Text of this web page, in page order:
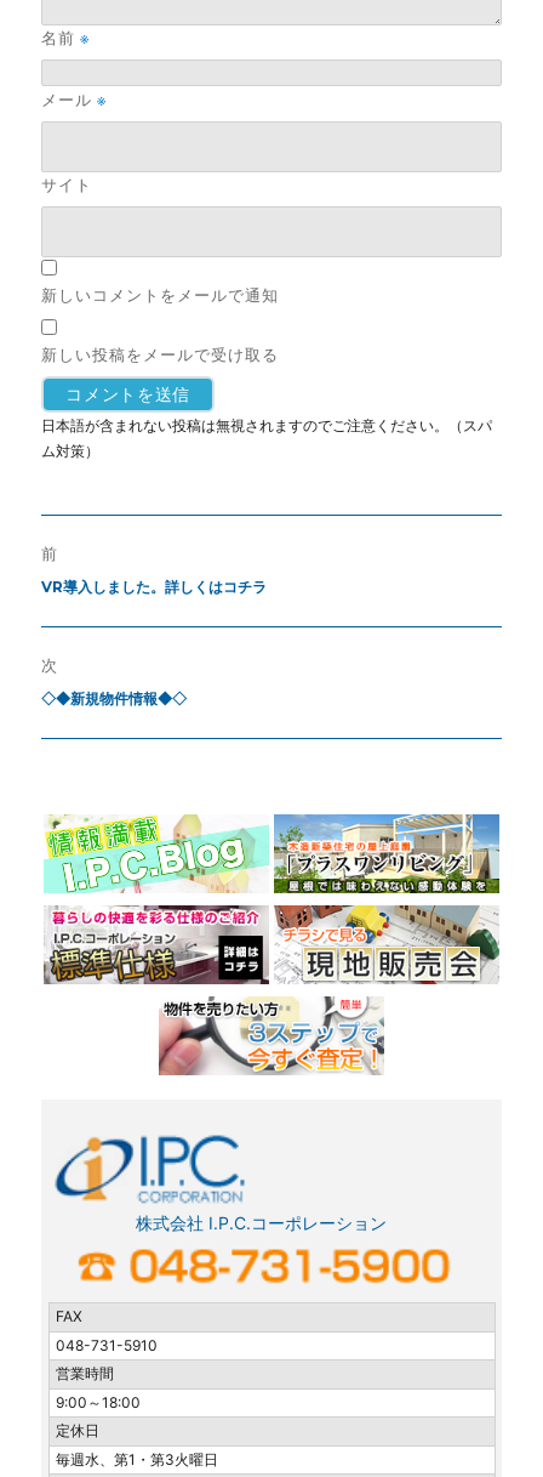
名前※
メール※
サイト
新しいコメントをメールで通知
新しい投稿をメールで受け取る
日本語が含まれない投稿は無視されますのでご注意ください。（スパ
ム対策）
前
VR導入しました。詳しくはコチラ
次
◇◆新規物件情報◆◇
株式会社 I.P.C.コーポレーション
FAX
048-731-5910
営業時間
9:00～18:00
定休日
毎週水、第1・第3火曜日